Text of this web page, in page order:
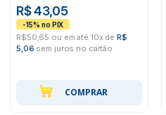
R$ 43,05
R$50,65 ou em até 10x de R$
5,06 sem juros no cartão
COMPRAR